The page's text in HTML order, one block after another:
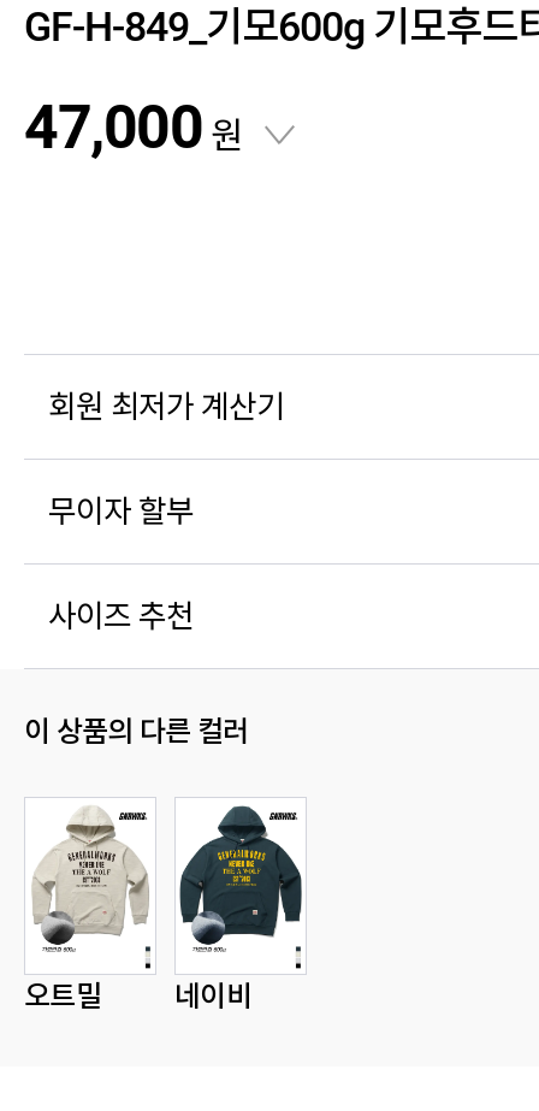
GF-H-849_기모600g 기모후드
47,000 원
회원 최저가 계산기
무이자 할부
사이즈 추천
이 상품의 다른 컬러
오트밀 네이비